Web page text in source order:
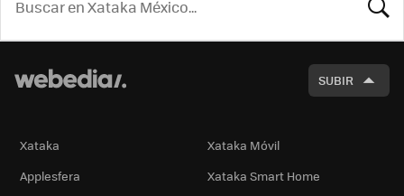
SUBIR
Xataka
Xataka Móvil
Applesfera
Xataka Smart Home